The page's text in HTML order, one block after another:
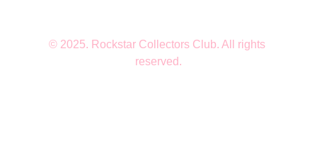
© 2025. Rockstar Collectors Club. All rights
reserved.